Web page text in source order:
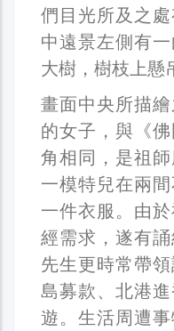
們目光所及之
中遠景左側有
大樹，樹枝上懸
畫面中央所描
的女子，與《
角相同，是祖
一模特兒在兩
一件衣服。由
經需求，遂有
先生更時常帶
島募款、北港
遊。生活周遭